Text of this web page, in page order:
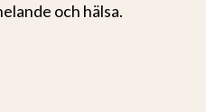
och hälsa.